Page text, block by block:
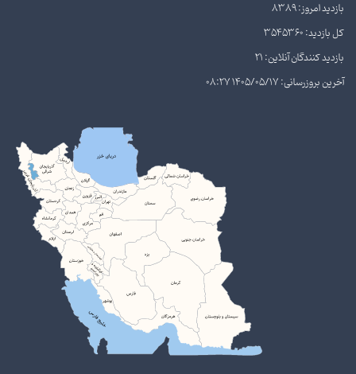
بازدید امروز: 8389
کل بازدید: 3545360
بازدید کنندگان آنلاین: 21
آخرین بروزرسانی: 1405/05/17 08:27